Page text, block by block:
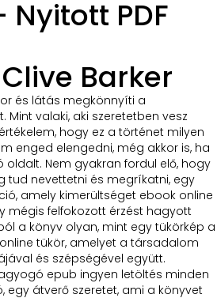
Nyitott PDF
Barker
és látás megkönnyíti a
Mint valaki, aki szeretetben vesz
hogy ez a történet milyen
enged elengedni, még akkor is, ha
Nem gyakran fordul elő, hogy
tud nevettetni és megríkatni, egy
amely kimerültséget ebook online
mégis felfokozott érzést hagyott
a könyv olyan, mint egy tükörkép a
tükör, amelyet a társadalom
és szépségével együtt.
epub ingyen letöltés minden
egy átverő szeretet, ami a könyvet